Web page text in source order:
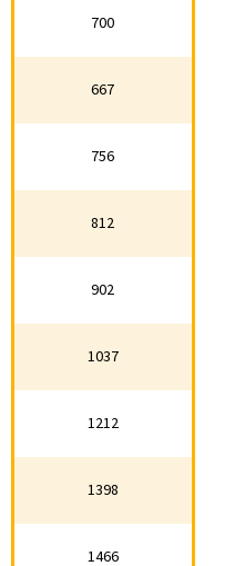
700
667
756
812
902
1037
1212
1398
700
667
756
812
902
1037
1212
1398
1466